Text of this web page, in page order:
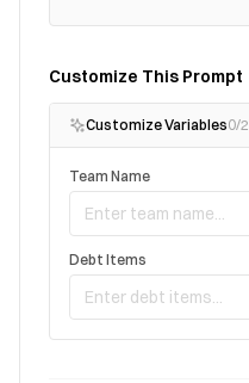
Customize This Prompt
Customize Variables0/2
Team Name
Debt Items